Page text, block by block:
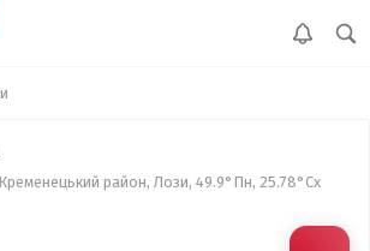
район, Лози, 49.9°Пн, 25.78°Сх